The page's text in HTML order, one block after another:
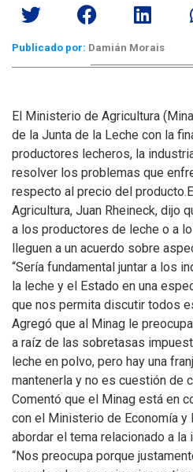
Publicado por: Damián Morais
El Ministerio de Agricultura
de la Junta de la Leche con la
productores lecheros, la
resolver los problemas que
respecto al precio del producto.
Agricultura, Juan Rheineck, dijo
a los productores de leche o a
lleguen a un acuerdo sobre
“Sería fundamental juntar a los
la leche y el Estado en una
que nos permita discutir todos
Agregó que al Minag le
a raíz de las sobretasas
leche en polvo, pero hay una
mantenerla y no es cuestión de
Comentó que el Minag está en
con el Ministerio de Economía y
abordar el tema relacionado a la
“Nos preocupa porque